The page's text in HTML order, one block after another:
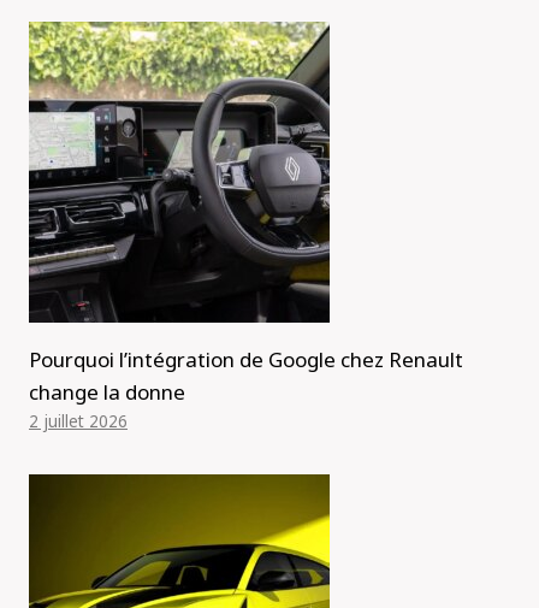
Pourquoi l’intégration de Google chez Renault
change la donne
2 juillet 2026